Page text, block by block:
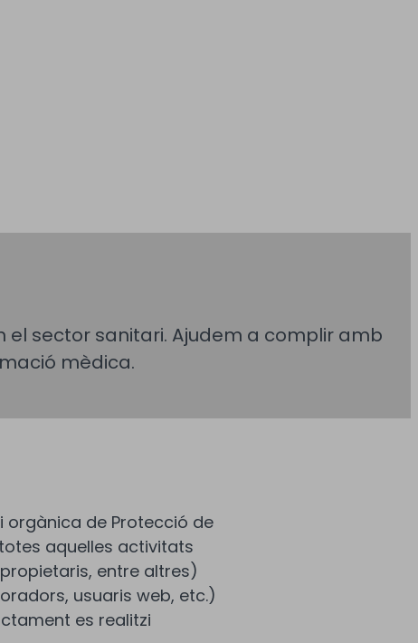
el sector sanitari. Ajudem a complir amb
mèdica.
orgànica de Protecció de
aquelles activitats
entre altres)
usuaris web, etc.)
es realitzi